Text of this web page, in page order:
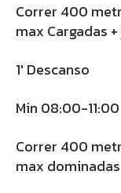
Correr 400
max Cargadas
1′ Descanso
Min 08:00-11:00
Correr 400
max dominadas